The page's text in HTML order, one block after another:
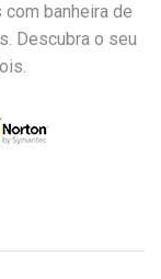
banheira de
Descubra o seu